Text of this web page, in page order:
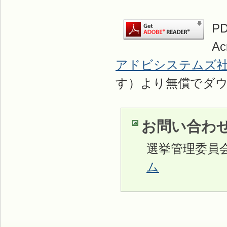
アドビシステムズ
す）より無償でダ
お問い合わ
選挙管理委員
ム